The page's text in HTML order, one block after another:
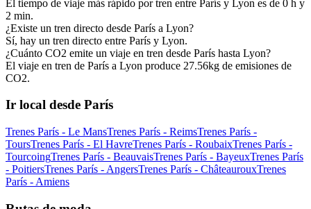
El tiempo de viaje más rápido por tren entre París y Lyon es de 0 h y
2 min.
¿Existe un tren directo desde París a Lyon?
Sí, hay un tren directo entre París y Lyon.
¿Cuánto CO2 emite un viaje en tren desde París hasta Lyon?
El viaje en tren de París a Lyon produce 27.56kg de emisiones de
CO2.
Ir local desde París
Trenes París - Le MansTrenes París - ReimsTrenes París -
ToursTrenes París - El HavreTrenes París - RoubaixTrenes París -
TourcoingTrenes París - BeauvaisTrenes París - BayeuxTrenes París
- PoitiersTrenes París - AngersTrenes París - ChâteaurouxTrenes
París - Amiens